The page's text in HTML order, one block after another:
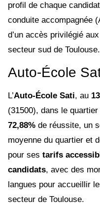
profil de chaque
conduite accompagnée
d’un accès privilégié
secteur sud de Toulouse.
Auto-École
L’Auto-École Sati, au
(31500), dans le
72,88% de réussite, un
moyenne du quartier et
pour ses tarifs
candidats, avec des
langues pour accueillir
secteur de Toulouse.